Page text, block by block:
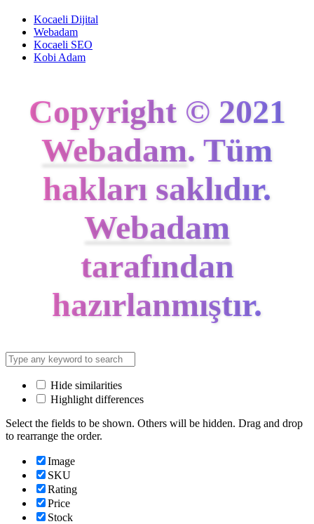
Kocaeli Dijital
Webadam
Kocaeli SEO
Kobi Adam
Copyright © 2021
Webadam. Tüm
hakları saklıdır.
Webadam
tarafından
hazırlanmıştır.
Hide similarities
Highlight differences
Select the fields to be shown. Others will be hidden. Drag and drop
to rearrange the order.
Image
SKU
Rating
Price
Stock